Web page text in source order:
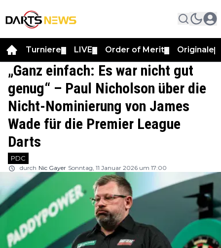
Turniere LIVE Order of Merit Originale
„Ganz einfach: Es war nicht gut
genug“ – Paul Nicholson über die
Nicht-Nominierung von James
Wade für die Premier League
Darts
PDC
durch Nic Gayer Sonntag, 11 Januar 2026 um 17:00